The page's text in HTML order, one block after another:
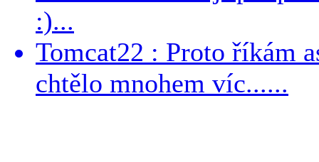
:)...
Tomcat22 : Proto říkám
chtělo mnohem víc......